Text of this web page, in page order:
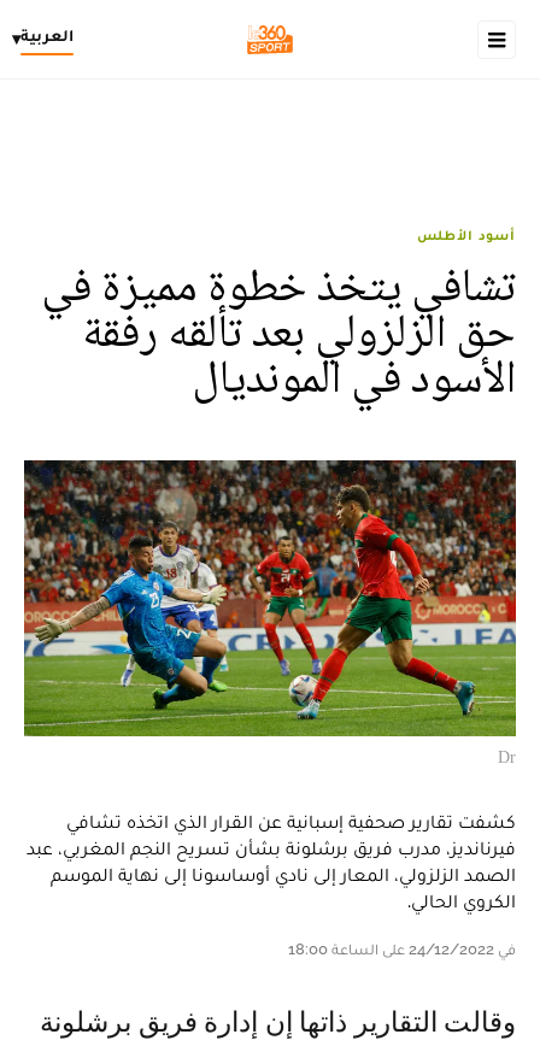
العربية▾
أسود الأطلس
تشافي يتخذ خطوة مميزة في
حق الزلزولي بعد تألقه رفقة
الأسود في المونديال
Dr
كشفت تقارير صحفية إسبانية عن القرار الذي اتخذه تشافي
فيرنانديز، مدرب فريق برشلونة بشأن تسريح النجم المغربي، عبد
الصمد الزلزولي، المعار إلى نادي أوساسونا إلى نهاية الموسم
الكروي الحالي.
في 24/12/2022 على الساعة 18:00
وقالت التقارير ذاتها إن إدارة فريق برشلونة